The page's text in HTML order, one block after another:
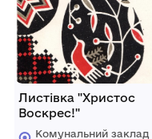
Листівка "Христос
Воскрес!"
Комунальний заклад